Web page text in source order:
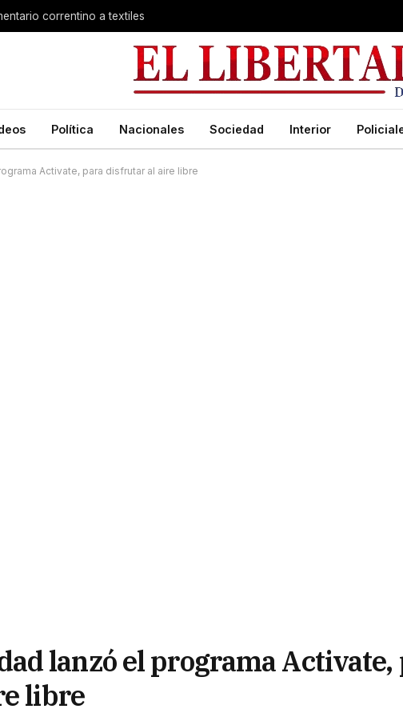
correntino a textiles
Política Nacionales Sociedad Interior
Activate, para disfrutar al aire libre
lanzó el programa Activate,
libre